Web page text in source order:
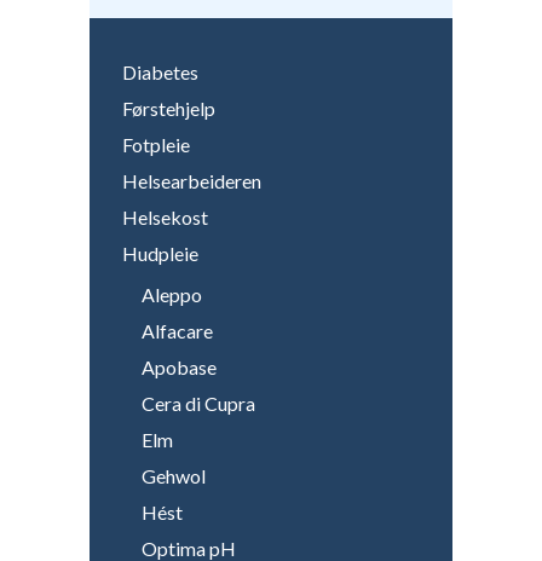
Diabetes
Førstehjelp
Fotpleie
Helsearbeideren
Helsekost
Hudpleie
Aleppo
Alfacare
Apobase
Cera di Cupra
Elm
Gehwol
Hést
Optima pH